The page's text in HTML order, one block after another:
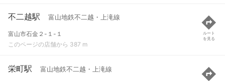
不二越駅 富山地鉄不二越・上滝線
富山市石金２-１-１
このページの店舗から 387 m
ルート
を見る
栄町駅 富山地鉄不二越・上滝線